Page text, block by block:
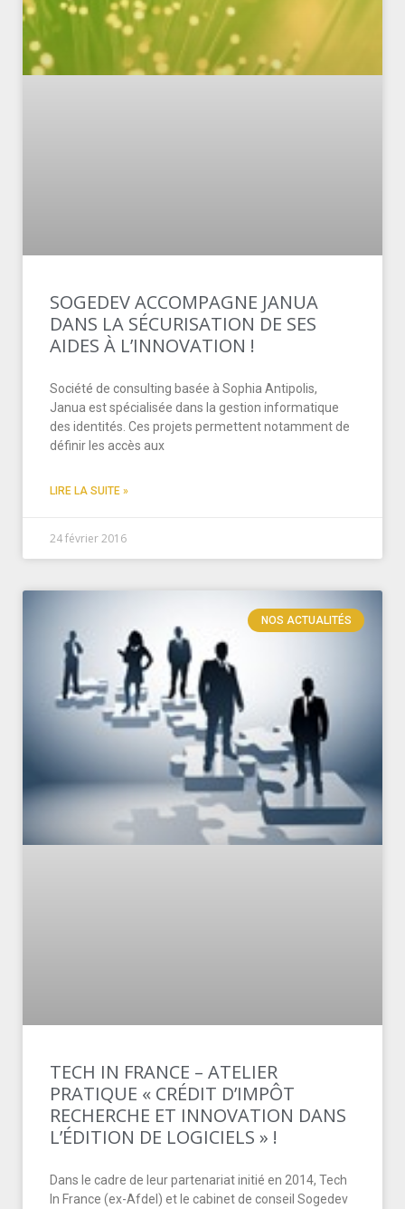
SOGEDEV ACCOMPAGNE JANUA
DANS LA SÉCURISATION DE SES
AIDES À L’INNOVATION !
Société de consulting basée à Sophia Antipolis,
Janua est spécialisée dans la gestion informatique
des identités. Ces projets permettent notamment de
définir les accès aux
LIRE LA SUITE »
24 février 2016
NOS ACTUALITÉS
TECH IN FRANCE – ATELIER
PRATIQUE « CRÉDIT D’IMPÔT
RECHERCHE ET INNOVATION DANS
L’ÉDITION DE LOGICIELS » !
Dans le cadre de leur partenariat initié en 2014, Tech
In France (ex-Afdel) et le cabinet de conseil Sogedev